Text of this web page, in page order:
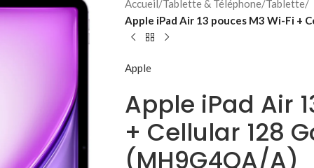
Accueil/Tablette & Téléphone/Tablette/
Apple iPad Air 13 pouces M3 Wi-Fi +
Apple
Apple iPad Air
+ Cellular 128
(MH9G4QA/A)